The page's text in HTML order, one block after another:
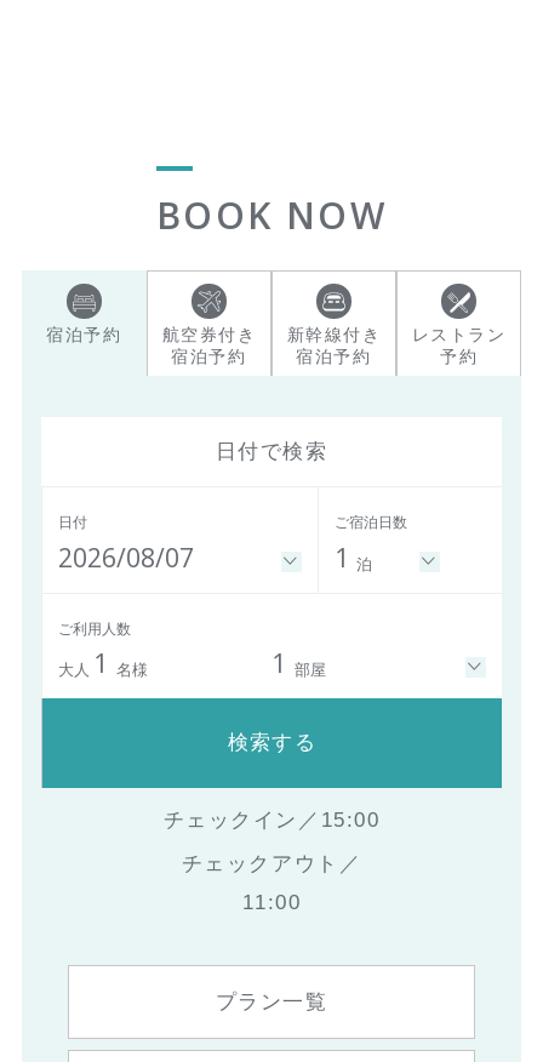
BOOK NOW
宿泊予約
航空券付き
宿泊予約
新幹線付き
宿泊予約
レストラン
予約
日付で検索
日付
2026/08/07
ご宿泊日数
1 泊
ご利用人数
大人 1 名様 1 部屋
検索する
チェックイン／15:00
チェックアウト／
11:00
プラン一覧